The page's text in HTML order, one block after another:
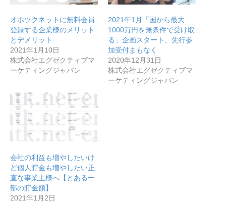
オホツクネットに無料会員
登録する企業様のメリット
とデメリット
2021年1月10日
株式会社エグゼクティブマ
ーケティングジャパン
2021年1月「国から最大
1000万円を無条件で受け取
る」企画スタート、先行参
加受付まもなく
2020年12月31日
株式会社エグゼクティブマ
ーケティングジャパン
会社の利益も増やしたいけ
ど個人貯金も増やしたい正
直な事業主様へ【とある一
部の貯金額】
2021年1月2日